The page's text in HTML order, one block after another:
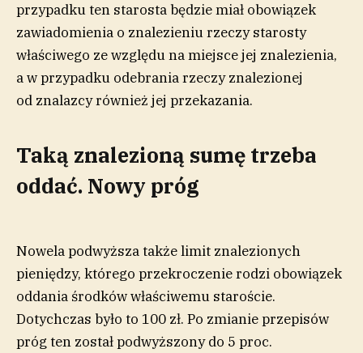
przypadku ten starosta będzie miał obowiązek
zawiadomienia o znalezieniu rzeczy starosty
właściwego ze względu na miejsce jej znalezienia,
a w przypadku odebrania rzeczy znalezionej
od znalazcy również jej przekazania.
Taką znalezioną sumę trzeba
oddać. Nowy próg
Nowela podwyższa także limit znalezionych
pieniędzy, którego przekroczenie rodzi obowiązek
oddania środków właściwemu staroście.
Dotychczas było to 100 zł. Po zmianie przepisów
próg ten został podwyższony do 5 proc.